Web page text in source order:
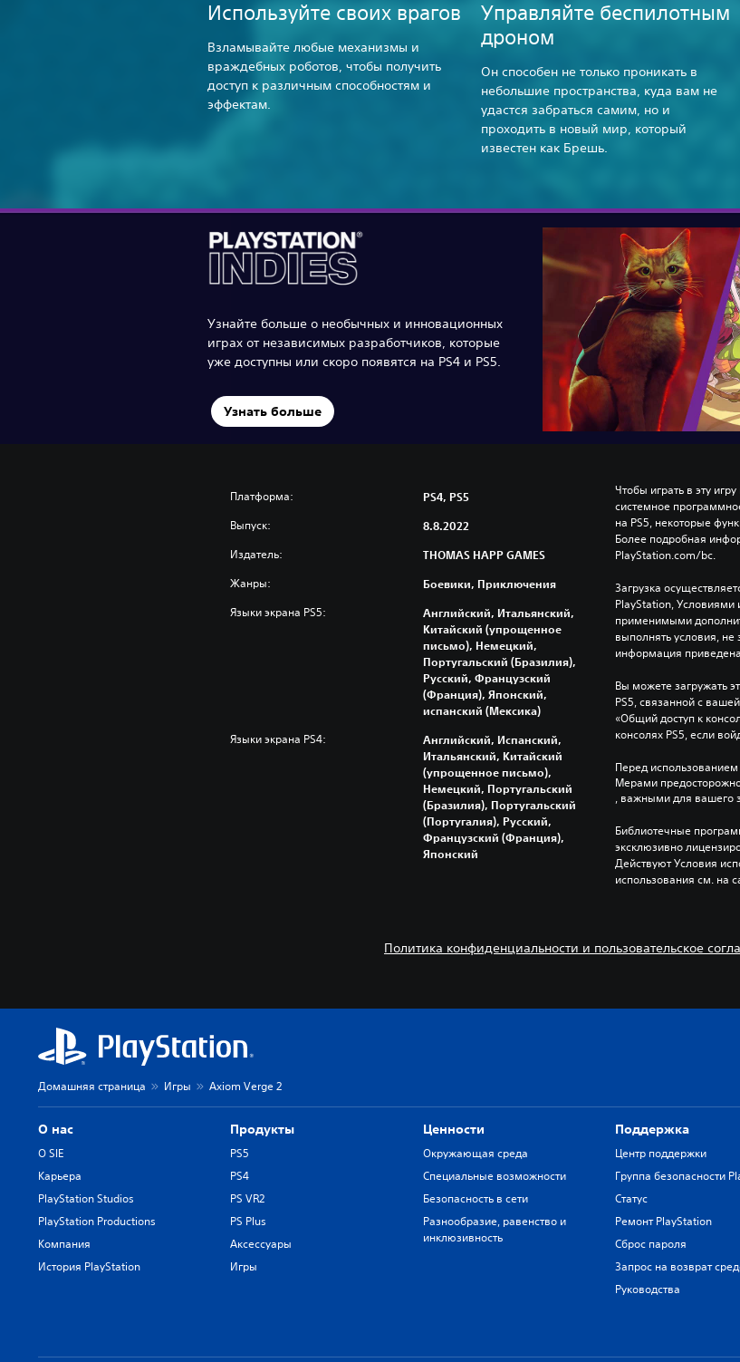
Используйте своих врагов
Взламывайте любые механизмы и
враждебных роботов, чтобы получить
доступ к различным способностям и
эффектам.
Управляйте беспилотным
дроном
Он способен не только проникать в
небольшие пространства, куда вам не
удастся забраться самим, но и
проходить в новый мир, который
известен как Брешь.
Узнайте больше о необычных и инновационных
играх от независимых разработчиков, которые
уже доступны или скоро появятся на PS4 и PS5.
Узнать больше
Платформа: PS4, PS5
Выпуск: 8.8.2022
Издатель: THOMAS HAPP GAMES
Жанры: Боевики, Приключения
Языки экрана PS5:
Английский, Итальянский,
Китайский (упрощенное
письмо), Немецкий,
Португальский (Бразилия),
Русский, Французский
(Франция), Японский,
испанский (Мексика)
Языки экрана PS4:
Английский, Испанский,
Итальянский, Китайский
(упрощенное письмо),
Немецкий, Португальский
(Бразилия), Португальский
(Португалия), Русский,
Французский (Франция),
Японский
Чтобы играть в эту
системное
на PS5, некоторые
Более подробная
PlayStation.com/bc.
Загрузка
PlayStation,
применимыми
выполнять условия,
информация
Вы можете загружать
PS5, связанной с
«Общий доступ к
консолях PS5, если
Перед использованием
Мерами
, важными для вашего
Библиотечные
эксклюзивно
Действуют Условия
использования см. на
Политика конфиденциальности и пользовательское
Домашняя страница Игры Axiom Verge 2
О нас
О SIE
Карьера
PlayStation Studios
PlayStation Productions
Компания
История PlayStation
Продукты
PS5
PS4
PS VR2
PS Plus
Аксессуары
Игры
Ценности
Окружающая среда
Специальные возможности
Безопасность в сети
Разнообразие, равенство и
инклюзивность
Поддержка
Центр поддержки
Группа безопасности
Статус
Ремонт PlayStation
Сброс пароля
Запрос на возврат
Руководства